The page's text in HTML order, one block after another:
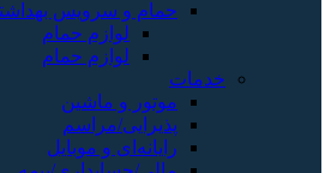
حمام و سرویس
لوازم حمام
لوازم حمام
خدمات
موتور و ماشین
پذیرایی/مراسم
رایانه‌ای و موبایل